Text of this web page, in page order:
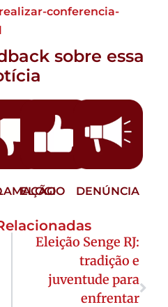
conferencia-
sobre essa
ELOGIO DENÚNCIA
Eleição Senge RJ:
tradição e
juventude para
enfrentar